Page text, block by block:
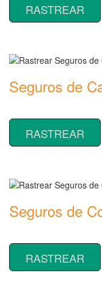
RASTREAR
Seguros de
RASTREAR
Seguros de
RASTREAR